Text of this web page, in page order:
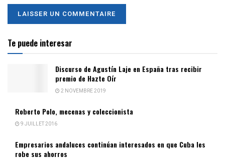
Te puede interesar
Discurso de Agustín Laje en España tras recibir
premio de Hazte Oír
2 NOVEMBRE 2019
Roberto Polo, mecenas y coleccionista
9 JUILLET 2016
Empresarios andaluces continúan interesados en que Cuba les
robe sus ahorros